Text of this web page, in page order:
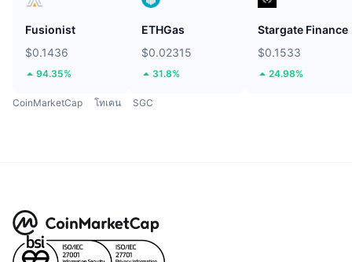
Fusionist
$0.1436
94.35%
ETHGas
$0.02315
31.8%
Stargate Finance
$0.1533
24.98%
CoinMarketCap โทเคน SGC